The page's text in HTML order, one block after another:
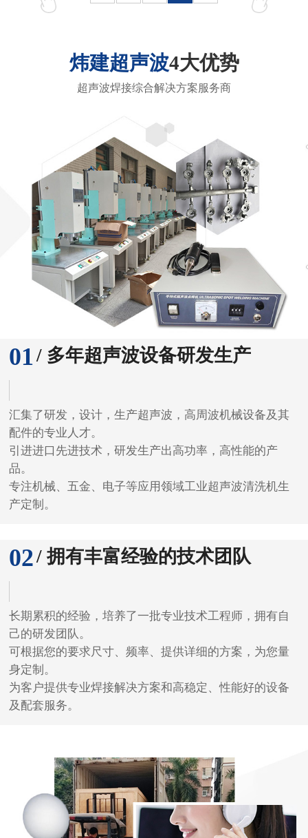
炜建超声波4大优势
超声波焊接综合解决方案服务商
01 / 多年超声波设备研发生产
汇集了研发，设计，生产超声波，高周波机械设备及其
配件的专业人才。
引进进口先进技术，研发生产出高功率，高性能的产
品。
专注机械、五金、电子等应用领域工业超声波清洗机生
产定制。
02/ 拥有丰富经验的技术团队
长期累积的经验，培养了一批专业技术工程师，拥有自
己的研发团队。
可根据您的要求尺寸、频率、提供详细的方案，为您量
身定制。
为客户提供专业焊接解决方案和高稳定、性能好的设备
及配套服务。